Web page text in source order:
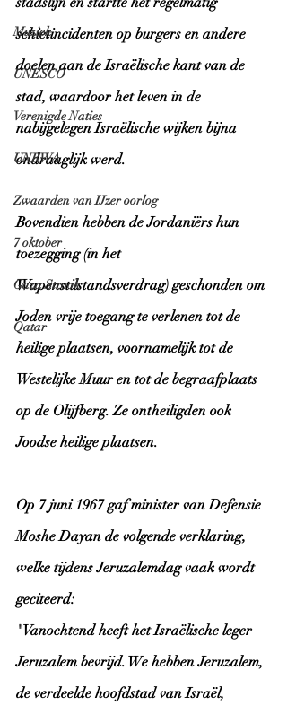
Muziek
UNESCO
Verenigde Naties
UNRWA
Zwaarden van IJzer oorlog
7 oktober
Gaza Strook
Qatar
schietincidenten op burgers en andere
doelen aan de Israëlische kant van de
stad, waardoor het leven in de
nabijgelegen Israëlische wijken bijna
ondraaglijk werd.
Bovendien hebben de Jordaniërs hun
toezegging (in het
Wapenstilstandsverdrag) geschonden om
Joden vrije toegang te verlenen tot de
heilige plaatsen, voornamelijk tot de
Westelijke Muur en tot de begraafplaats
op de Olijfberg. Ze ontheiligden ook
Joodse heilige plaatsen.
Op 7 juni 1967 gaf minister van Defensie
Moshe Dayan de volgende verklaring,
welke tijdens Jeruzalemdag vaak wordt
geciteerd:
"Vanochtend heeft het Israëlische leger
Jeruzalem bevrijd. We hebben Jeruzalem,
de verdeelde hoofdstad van Israël,